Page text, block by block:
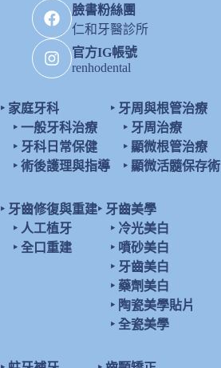
臉書粉絲團
仁和牙醫診所
官方IG帳號
renhodental
‣ 家庭牙科
‣ 一般牙科治療
‣ 牙科日常保健
‣ 術後護理與指導
‣ 牙周與根管治療
‣ 牙周治療
‣ 顯微根管治療
‣ 顯微活髓保存術
‣ 牙齒修復與重建
‣ 人工植牙
‣ 全口重建
‣ 牙齒美學
‣ 冷光美白
‣ 噴砂美白
‣ 牙齒美白
‣ 藥劑美白
‣ 陶瓷美學貼片
‣ 全瓷美學